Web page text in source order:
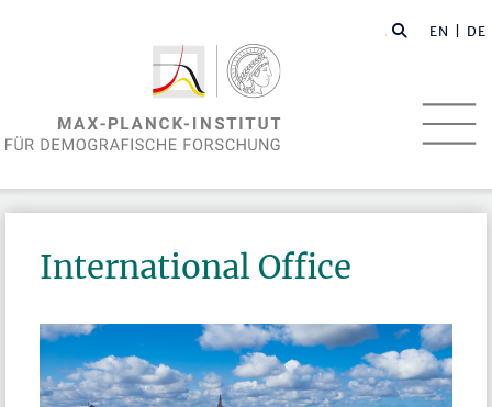
EN | DE
International Office